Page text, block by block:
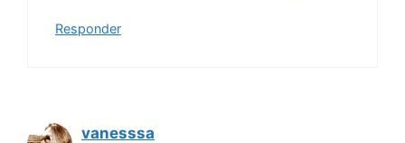
Responder
vanesssa